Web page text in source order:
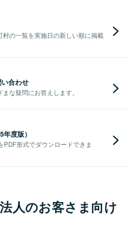
の一覧を実施日の新しい順に掲載
合わせ
な疑問にお答えします。
度版）
PDF形式でダウンロードできま
人のお客さま向け